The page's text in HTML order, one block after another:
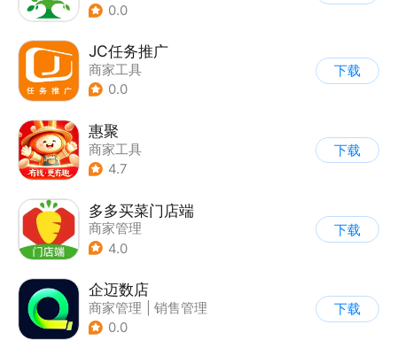
0.0
JC任务推广
商家工具
0.0
下载
惠聚
商家工具
4.7
下载
多多买菜门店端
商家管理
4.0
下载
企迈数店
商家管理
销售管理
0.0
下载